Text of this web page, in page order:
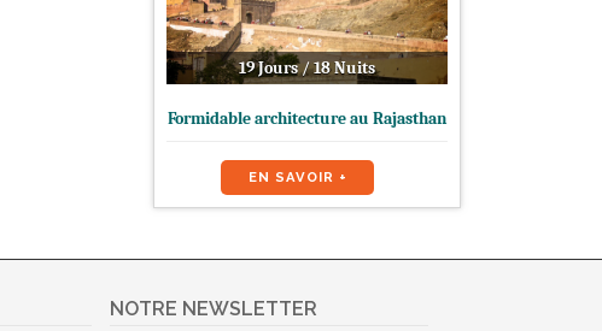
19 Jours / 18 Nuits
Formidable architecture au Rajasthan
EN SAVOIR +
NOTRE NEWSLETTER